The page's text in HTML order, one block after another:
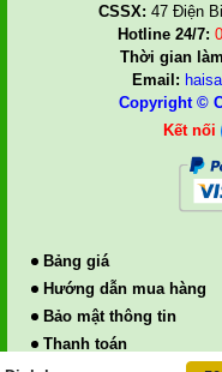
CSSX: 47 Điện
Hotline 24/7:
Thời gian
Email:
Copyright ©
Kết nối
Bảng giá
Hướng dẫn mua hàng
Bảo mật thông tin
Thanh toán